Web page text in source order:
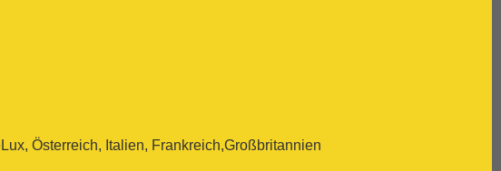
Österreich, Italien, Frankreich,Großbritannien